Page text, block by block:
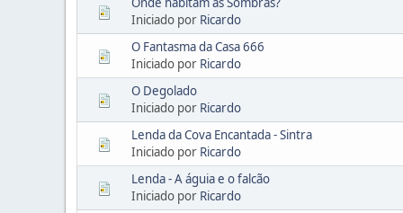
Iniciado por Ricardo
O Fantasma da Casa 666
Iniciado por Ricardo
O Degolado
Iniciado por Ricardo
Lenda da Cova Encantada - Sintra
Iniciado por Ricardo
Lenda - A águia e o falcão
Iniciado por Ricardo